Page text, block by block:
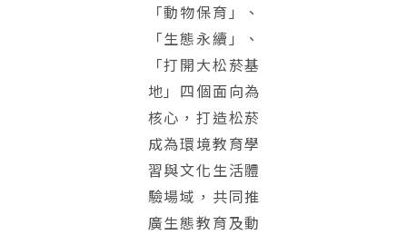
「動物保育」、
「生態永續」、
「打開大松菸基
地」四個面向為
核心，打造松菸
成為環境教育學
習與文化生活體
驗場域，共同推
廣生態教育及動